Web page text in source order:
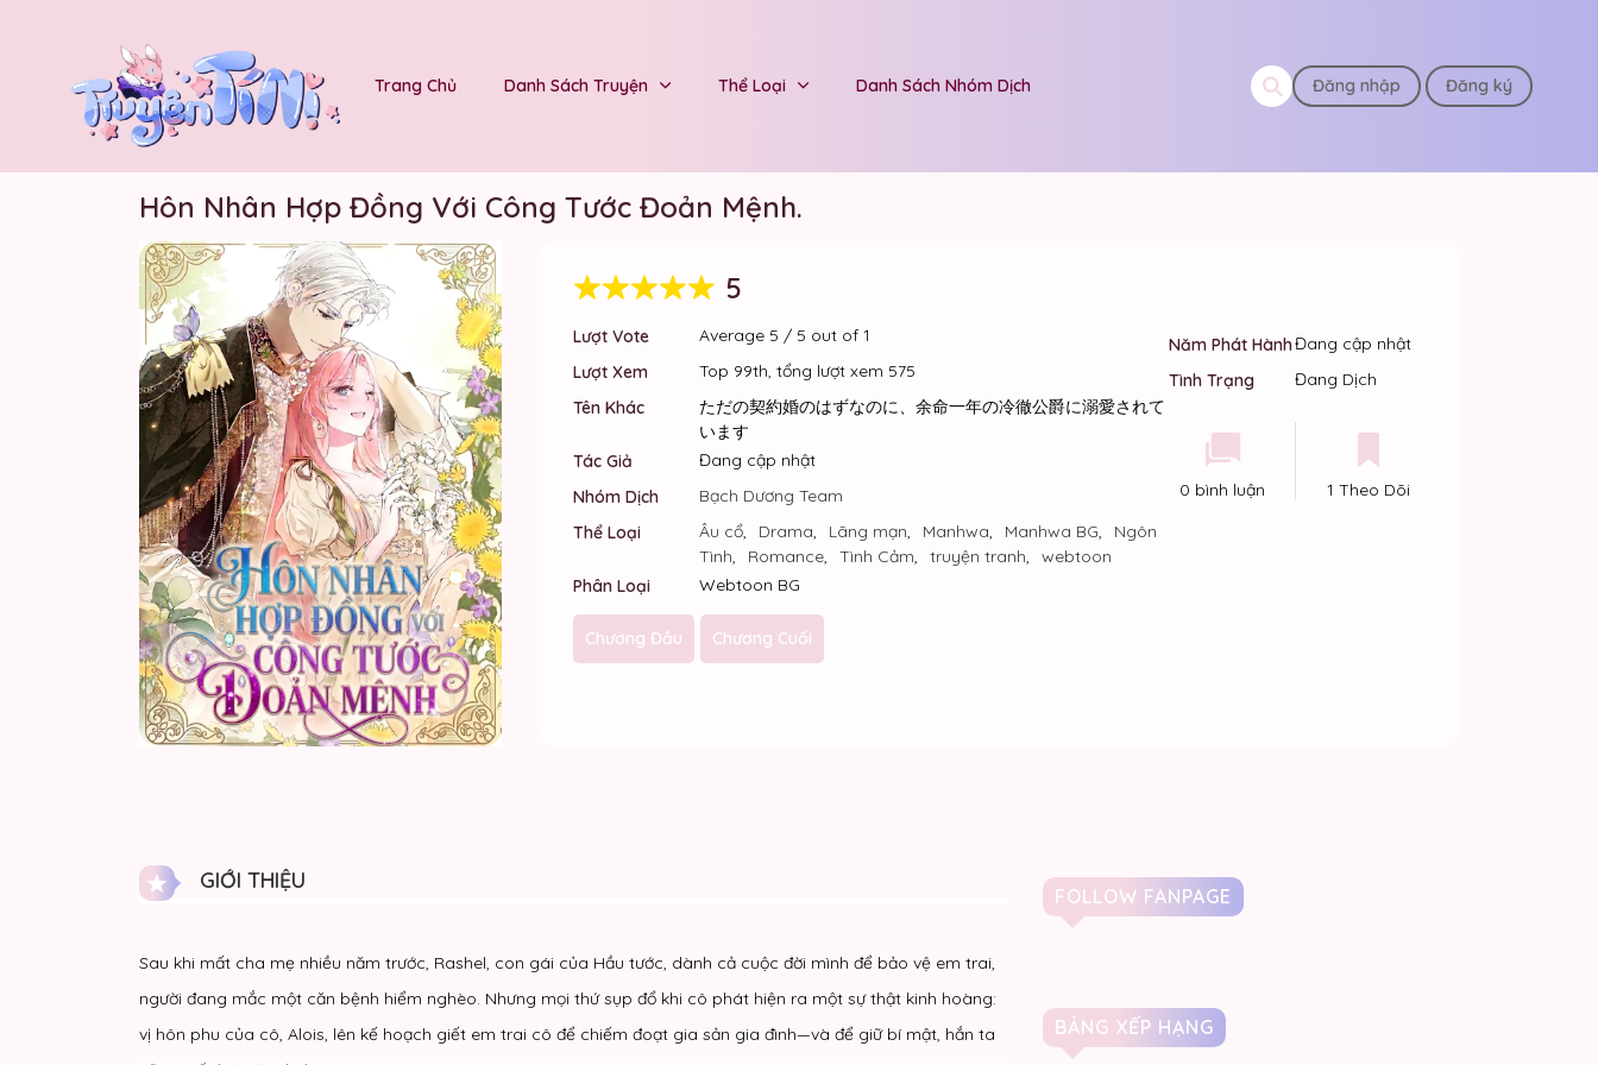
Trang Chủ Danh Sách Truyện Thể Loại Danh Sách Nhóm Dịch Đăng nhập Đăng ký
Hôn Nhân Hợp Đồng Với Công Tước Đoản Mệnh.
5
Lượt Vote Average 5 / 5 out of 1
Lượt Xem
Top 99th, tổng lượt xem 575
Tên Khác
ただの契約婚のはずなのに、余命一年の冷徹公爵に溺愛されて
います
Tác Giả
Đang cập nhật
Nhóm Dịch
Bạch Dương Team
Thể Loại
Âu cổ, Drama, Lãng mạn, Manhwa, Manhwa BG,
Ngôn
Tình, Romance, Tình Cảm, truyện tranh,
webtoon
Phân Loại
Webtoon BG
Năm Phát HànhĐang cập nhật
Tình Trạng
Đang Dịch
0 bình luận 1 Theo Dõi
Chương Đầu Chương Cuối
GIỚI THIỆU
Sau khi mất cha mẹ nhiều năm trước, Rashel, con gái của Hầu tước, dành cả cuộc đời mình để bảo vệ em trai,
người đang mắc một căn bệnh hiểm nghèo. Nhưng mọi thứ sụp đổ khi cô phát hiện ra một sự thật kinh hoàng:
vị hôn phu của cô, Alois, lên kế hoạch giết em trai cô để chiếm đoạt gia sản gia đình—và để giữ bí mật, hắn ta
FOLLOW FANPAGE
BẢNG XẾP HẠNG